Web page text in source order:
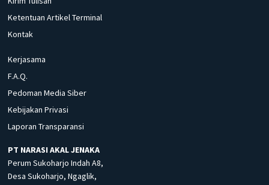
Ketentuan Artikel Terminal
Kontak
Kerjasama
F.A.Q.
Pedoman Media Siber
Kebijakan Privasi
Laporan Transparansi
PT NARASI AKAL JENAKA
Perum Sukoharjo Indah A8,
Desa Sukoharjo, Ngaglik,